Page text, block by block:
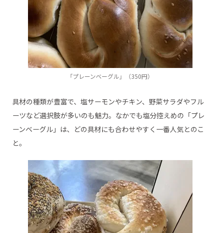
「プレーンベーグル」（350円）
具材の種類が豊富で、塩サーモンやチキン、野菜サラダやフル
ーツなど選択肢が多いのも魅力。なかでも塩分控えめの「プレ
ーンベーグル」は、どの具材にも合わせやすく一番人気とのこ
と。